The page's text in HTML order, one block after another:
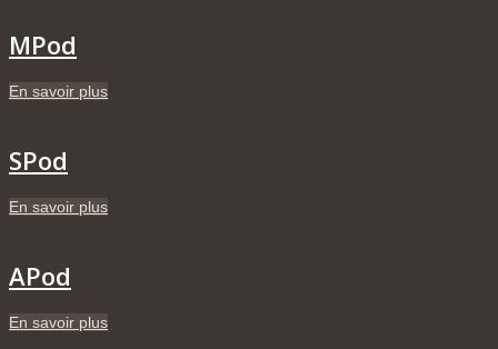
MPod
En savoir plus
SPod
En savoir plus
APod
En savoir plus